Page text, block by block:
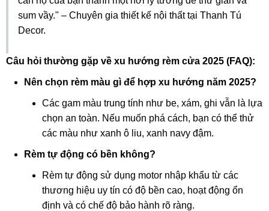
sum vầy." – Chuyên gia thiết kế nội thất tại Thanh Tú
Decor.
Câu hỏi thường gặp về xu hướng rèm cửa 2025 (FAQ):
Nên chọn rèm màu gì để hợp xu hướng năm 2025?
Các gam màu trung tính như be, xám, ghi vẫn là lựa
chọn an toàn. Nếu muốn phá cách, bạn có thể thử
các màu như xanh ô liu, xanh navy đậm.
Rèm tự động có bền không?
Rèm tự động sử dụng motor nhập khẩu từ các
thương hiệu uy tín có độ bền cao, hoạt động ổn
định và có chế độ bảo hành rõ ràng.